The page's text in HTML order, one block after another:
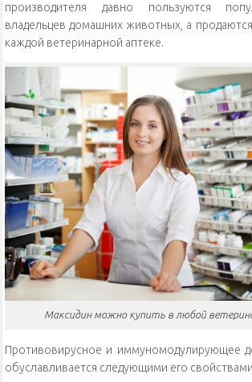
производителя давно пользуются
владельцев домашних животных, а
каждой ветеринарной аптеке.
Максидин можно купить в любой
Противовирусное и иммуномодулирующее
обуславливается следующими его